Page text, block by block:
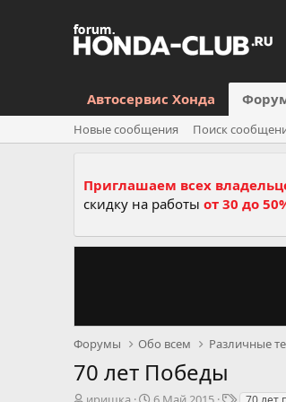
Автосервис Хонда
Новые сообщения Поиск
Приглашаем всех
скидку на работы от 30 до
Форумы Обо всем Различные
70 лет Победы
А
Д
Т